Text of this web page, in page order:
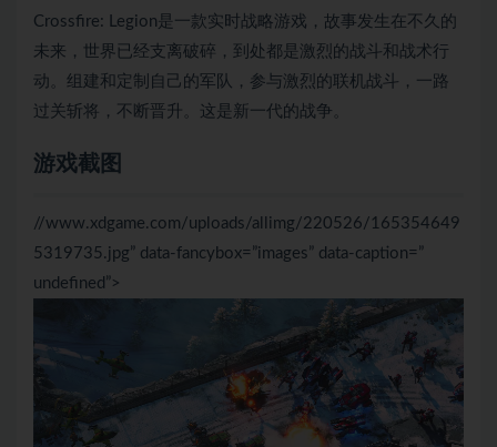
Crossfire: Legion是一款实时战略游戏，故事发生在不久的
未来，世界已经支离破碎，到处都是激烈的战斗和战术行
动。组建和定制自己的军队，参与激烈的联机战斗，一路
过关斩将，不断晋升。这是新一代的战争。
游戏截图
//www.xdgame.com/uploads/allimg/220526/165354649
5319735.jpg” data-fancybox=”images” data-caption=”
undefined”>